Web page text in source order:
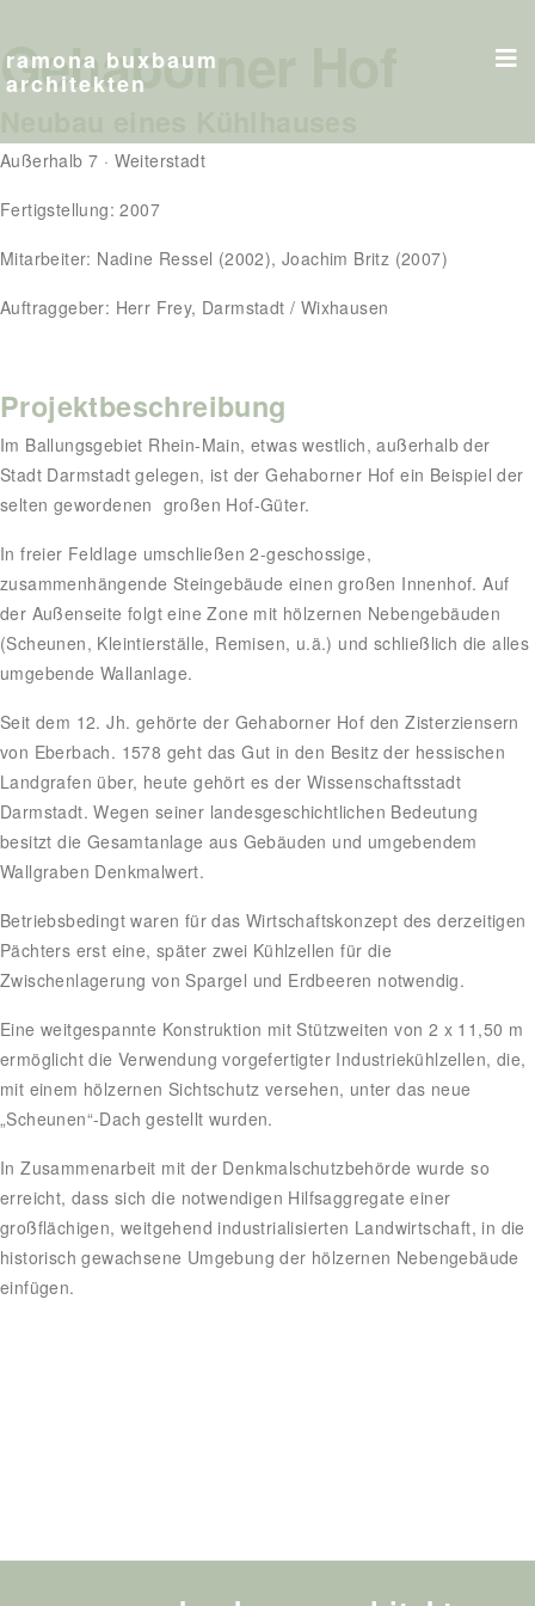
ramona buxbaum
architekten
Gehaborner Hof
Außerhalb 7 · Weiterstadt
Fertigstellung: 2007
Mitarbeiter: Nadine Ressel (2002), Joachim Britz (2007)
Auftraggeber: Herr Frey, Darmstadt / Wixhausen
Projektbeschreibung
Im Ballungsgebiet Rhein-Main, etwas westlich, außerhalb der
Stadt Darmstadt gelegen, ist der Gehaborner Hof ein Beispiel der
selten gewordenen großen Hof-Güter.
In freier Feldlage umschließen 2-geschossige,
zusammenhängende Steingebäude einen großen Innenhof. Auf
der Außenseite folgt eine Zone mit hölzernen Nebengebäuden
(Scheunen, Kleintierställe, Remisen, u.ä.) und schließlich die alles
umgebende Wallanlage.
Seit dem 12. Jh. gehörte der Gehaborner Hof den Zisterziensern
von Eberbach. 1578 geht das Gut in den Besitz der hessischen
Landgrafen über, heute gehört es der Wissenschaftsstadt
Darmstadt. Wegen seiner landesgeschichtlichen Bedeutung
besitzt die Gesamtanlage aus Gebäuden und umgebendem
Wallgraben Denkmalwert.
Betriebsbedingt waren für das Wirtschaftskonzept des derzeitigen
Pächters erst eine, später zwei Kühlzellen für die
Zwischenlagerung von Spargel und Erdbeeren notwendig.
Eine weitgespannte Konstruktion mit Stützweiten von 2 x 11,50 m
ermöglicht die Verwendung vorgefertigter Industriekühlzellen, die,
mit einem hölzernen Sichtschutz versehen, unter das neue
„Scheunen“-Dach gestellt wurden.
In Zusammenarbeit mit der Denkmalschutzbehörde wurde so
erreicht, dass sich die notwendigen Hilfsaggregate einer
großflächigen, weitgehend industrialisierten Landwirtschaft, in die
historisch gewachsene Umgebung der hölzernen Nebengebäude
einfügen.